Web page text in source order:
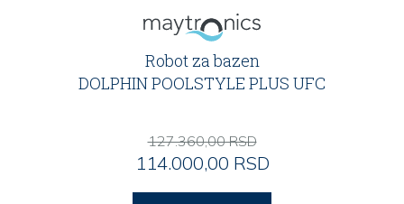
Robot za bazen
DOLPHIN POOLSTYLE PLUS UFC
127.360,00 RSD
114.000,00 RSD